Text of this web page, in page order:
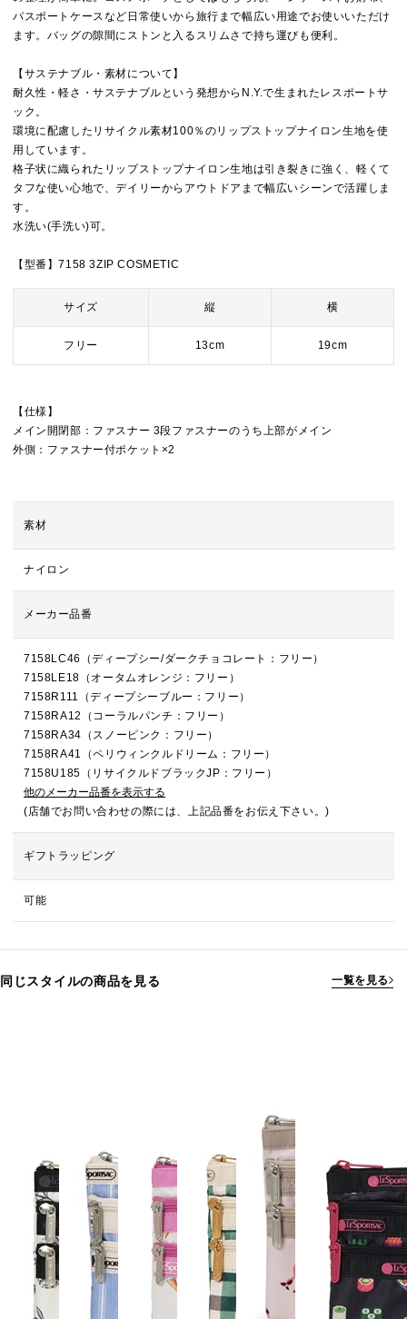
パスポートケースなど日常使いから旅行まで幅広い用途でお使いいただけ
ます。バッグの隙間にストンと入るスリムさで持ち運びも便利。
【サステナブル・素材について】
耐久性・軽さ・サステナブルという発想からN.Y.で生まれたレスポートサ
ック。
環境に配慮したリサイクル素材100％のリップストップナイロン生地を使
用しています。
格子状に織られたリップストップナイロン生地は引き裂きに強く、軽くて
タフな使い心地で、デイリーからアウトドアまで幅広いシーンで活躍しま
す。
水洗い(手洗い)可。
【型番】7158 3ZIP COSMETIC
サイズ 縦 横
フリー 13cm 19cm
【仕様】
メイン開閉部：ファスナー 3段ファスナーのうち上部がメイン
外側：ファスナー付ポケット×2
素材
ナイロン
メーカー品番
7158LC46（ディープシー/ダークチョコレート：フリー）
7158LE18（オータムオレンジ：フリー）
7158R111（ディープシーブルー：フリー）
7158RA12（コーラルパンチ：フリー）
7158RA34（スノーピンク：フリー）
7158RA41（ペリウィンクルドリーム：フリー）
7158U185（リサイクルドブラックJP：フリー）
他のメーカー品番を表示する
(店舗でお問い合わせの際には、上記品番をお伝え下さい。)
ギフトラッピング
可能
同じスタイルの商品を見る 一覧を見る